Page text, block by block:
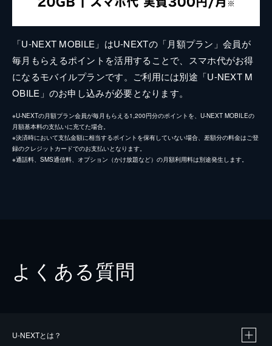
「U-NEXT MOBILE」はU-NEXTの「月額プラン」会員が
毎月もらえるポイントを活用することで、スマホ代がお得
になるモバイルプランです。ご利用には別途「U-NEXT M
OBILE」のお申し込みが必要となります。
※U-NEXTの月額プラン会員が毎月もらえる1,200円分のポイントを、U-NEXT MOBILEの
月額基本料の支払いに充てた場合。
※決済時において支払金額に相当するポイントを保有していない場合、差額分の料金はご登
録のクレジットカードでのお支払いとなります。
※通話料、SMS通信料、オプション（かけ放題など）の月額利用料は別途発生します。
よくある質問
U-NEXTとは？